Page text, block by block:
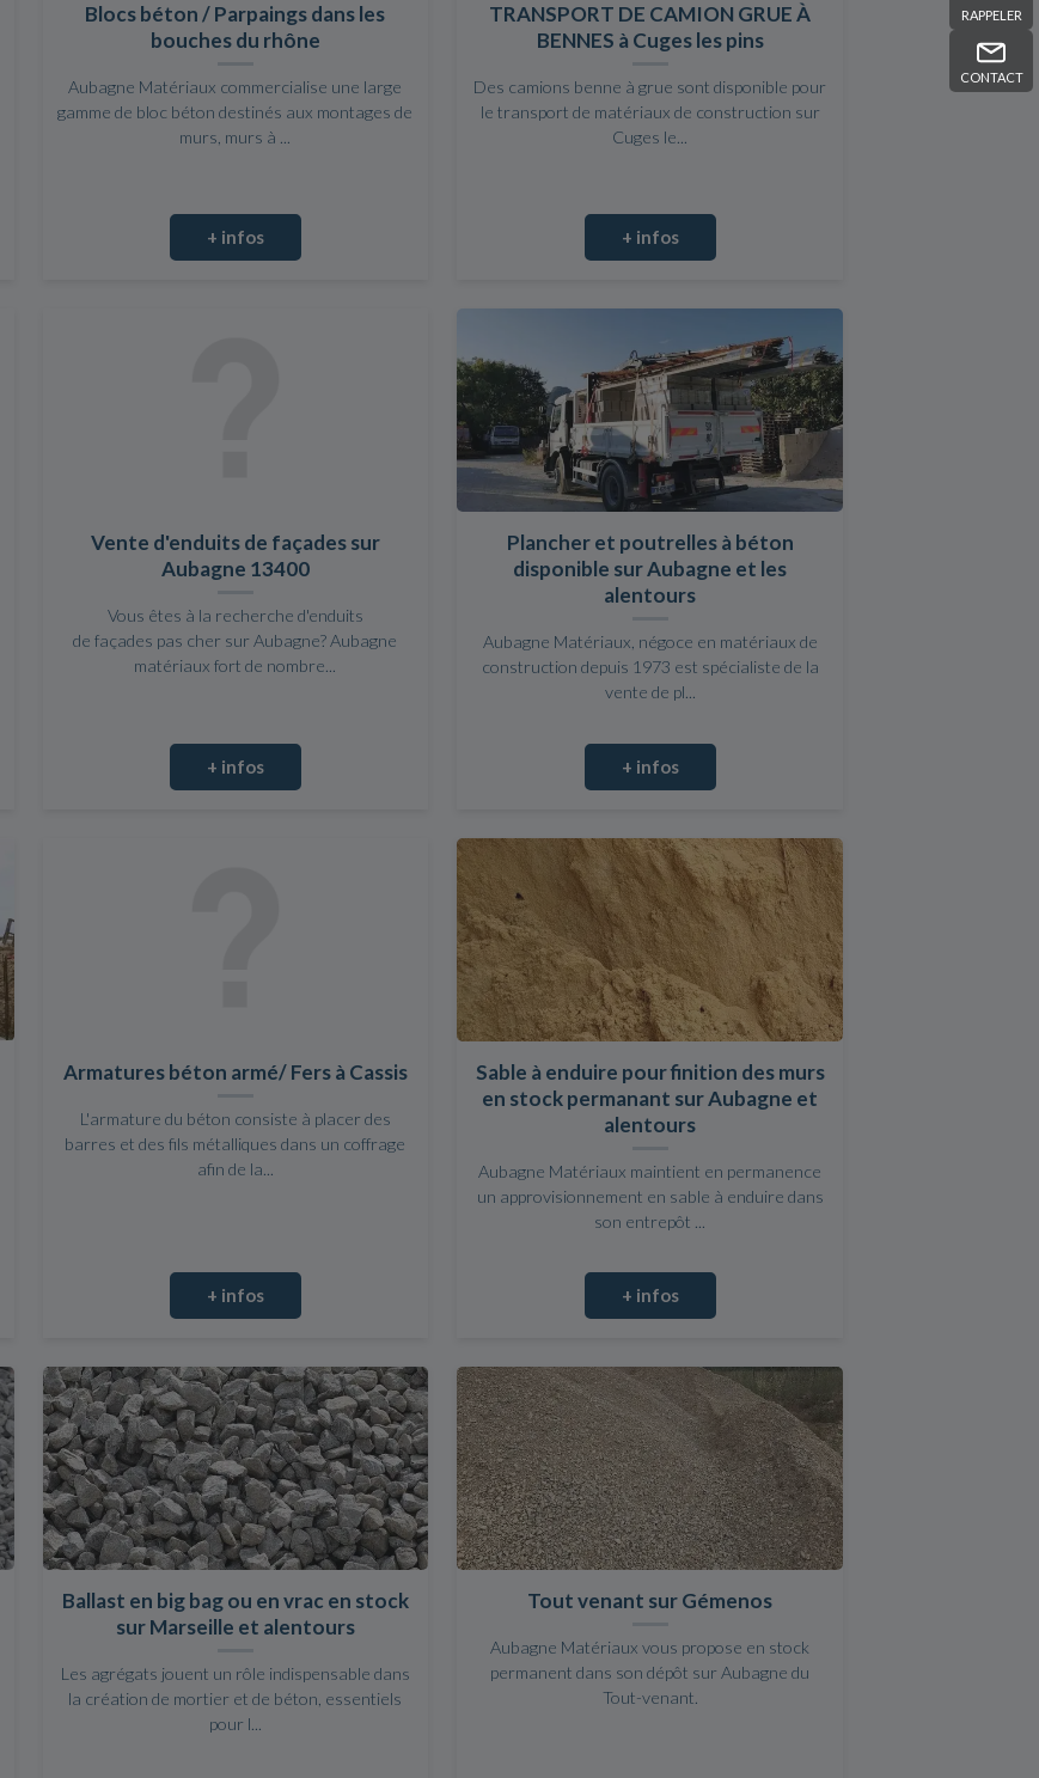
RAPPELER
CONTACT
Blocs béton / Parpaings dans les
bouches du rhône
Aubagne Matériaux commercialise une large
gamme de bloc béton destinés aux montages de
murs, murs à ...
+ infos
TRANSPORT DE CAMION GRUE À
BENNES à Cuges les pins
Des camions benne à grue sont disponible pour
le transport de matériaux de construction sur
Cuges le...
+ infos
Vente d'enduits de façades sur
Aubagne 13400
Vous êtes à la recherche d'enduits
de façades pas cher sur Aubagne? Aubagne
matériaux fort de nombre...
+ infos
Plancher et poutrelles à béton
disponible sur Aubagne et les
alentours
Aubagne Matériaux, négoce en matériaux de
construction depuis 1973 est spécialiste de la
vente de pl...
+ infos
Armatures béton armé/ Fers à Cassis
L'armature du béton consiste à placer des
barres et des fils métalliques dans un coffrage
afin de la...
+ infos
Sable à enduire pour finition des murs
en stock permanant sur Aubagne et
alentours
Aubagne Matériaux maintient en permanence
un approvisionnement en sable à enduire dans
son entrepôt ...
+ infos
Ballast en big bag ou en vrac en stock
sur Marseille et alentours
Les agrégats jouent un rôle indispensable dans
la création de mortier et de béton, essentiels
pour l...
Tout venant sur Gémenos
Aubagne Matériaux vous propose en stock
permanent dans son dépôt sur Aubagne du
Tout-venant.